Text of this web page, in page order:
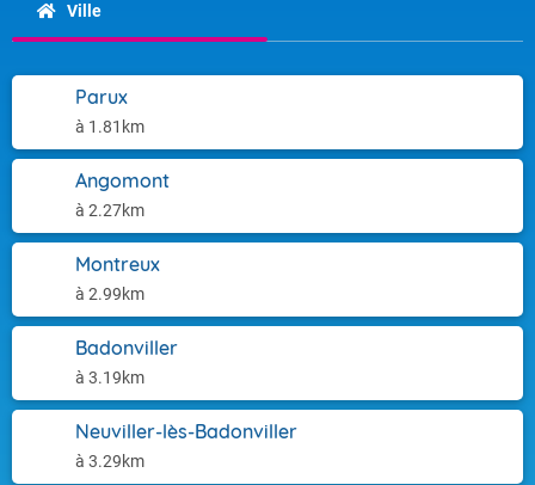
Ville
Parux
à 1.81km
Angomont
à 2.27km
Montreux
à 2.99km
Badonviller
à 3.19km
Neuviller-lès-Badonviller
à 3.29km